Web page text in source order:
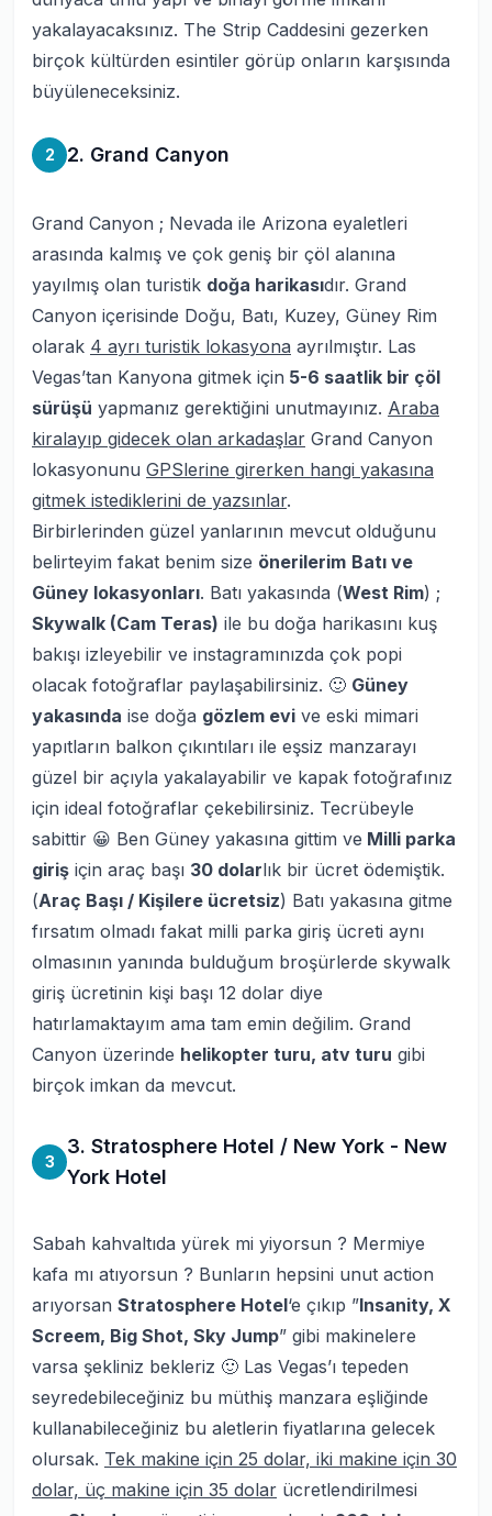
yakalayacaksınız. The Strip Caddesini gezerken
birçok kültürden esintiler görüp onların karşısında
büyüleneceksiniz.
2 2. Grand Canyon
Grand Canyon ; Nevada ile Arizona eyaletleri
arasında kalmış ve çok geniş bir çöl alanına
yayılmış olan turistik doğa harikasıdır. Grand
Canyon içerisinde Doğu, Batı, Kuzey, Güney Rim
olarak 4 ayrı turistik lokasyona ayrılmıştır. Las
Vegas’tan Kanyona gitmek için 5-6 saatlik bir çöl
sürüşü yapmanız gerektiğini unutmayınız. Araba
kiralayıp gidecek olan arkadaşlar Grand Canyon
lokasyonunu GPSlerine girerken hangi yakasına
gitmek istediklerini de yazsınlar.
Birbirlerinden güzel yanlarının mevcut olduğunu
belirteyim fakat benim size önerilerim Batı ve
Güney lokasyonları. Batı yakasında (West Rim) ;
Skywalk (Cam Teras) ile bu doğa harikasını kuş
bakışı izleyebilir ve instagramınızda çok popi
olacak fotoğraflar paylaşabilirsiniz. 🙂 Güney
yakasında ise doğa gözlem evi ve eski mimari
yapıtların balkon çıkıntıları ile eşsiz manzarayı
güzel bir açıyla yakalayabilir ve kapak fotoğrafınız
için ideal fotoğraflar çekebilirsiniz. Tecrübeyle
sabittir 😀 Ben Güney yakasına gittim ve Milli parka
giriş için araç başı 30 dolarlık bir ücret ödemiştik.
(Araç Başı / Kişilere ücretsiz) Batı yakasına gitme
fırsatım olmadı fakat milli parka giriş ücreti aynı
olmasının yanında bulduğum broşürlerde skywalk
giriş ücretinin kişi başı 12 dolar diye
hatırlamaktayım ama tam emin değilim. Grand
Canyon üzerinde helikopter turu, atv turu gibi
birçok imkan da mevcut.
3
3. Stratosphere Hotel / New York - New
York Hotel
Sabah kahvaltıda yürek mi yiyorsun ? Mermiye
kafa mı atıyorsun ? Bunların hepsini unut action
arıyorsan Stratosphere Hotel‘e çıkıp ”Insanity, X
Screem, Big Shot, Sky Jump” gibi makinelere
varsa şekliniz bekleriz 🙂 Las Vegas’ı tepeden
seyredebileceğiniz bu müthiş manzara eşliğinde
kullanabileceğiniz bu aletlerin fiyatlarına gelecek
olursak. Tek makine için 25 dolar, iki makine için 30
dolar, üç makine için 35 dolar ücretlendirilmesi